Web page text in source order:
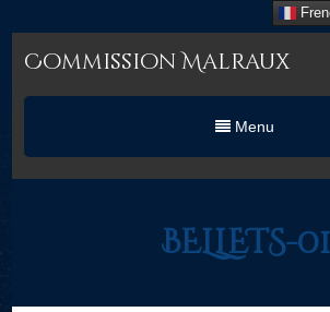
Commission Malraux
Menu
BELLETS-01